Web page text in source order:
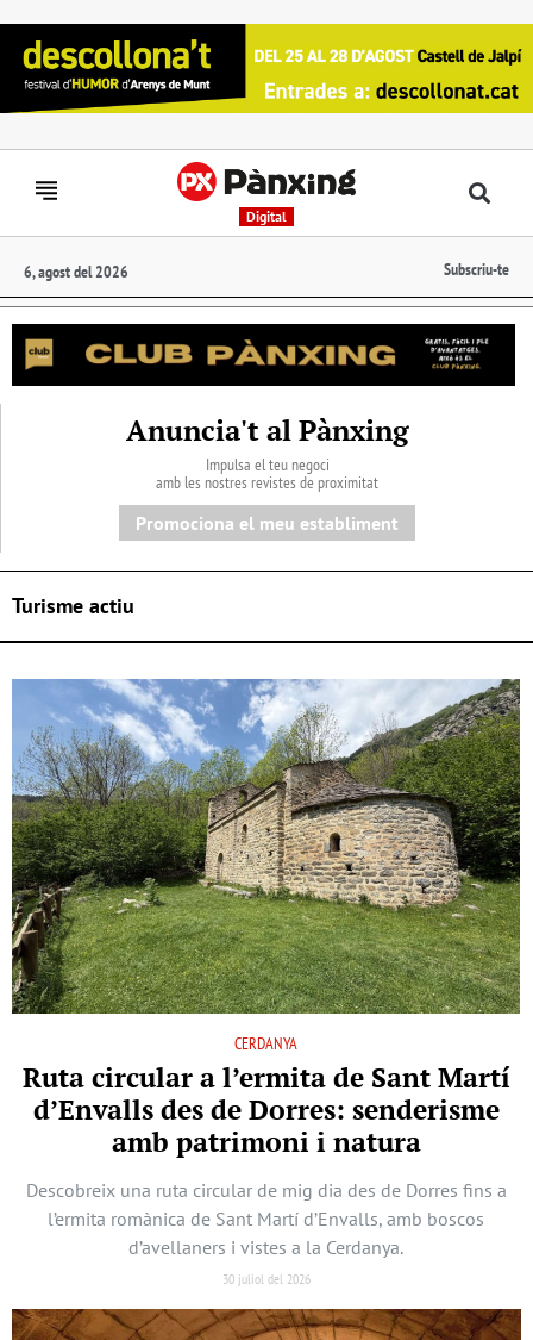
Digital
6, agost del 2026 Subscriu-te
Anuncia't al Pànxing
Impulsa el teu negoci
amb les nostres revistes de proximitat
Promociona el meu establiment
Turisme actiu
CERDANYA
Ruta circular a l’ermita de Sant Martí
d’Envalls des de Dorres: senderisme
amb patrimoni i natura
Descobreix una ruta circular de mig dia des de Dorres fins a
l’ermita romànica de Sant Martí d’Envalls, amb boscos
d’avellaners i vistes a la Cerdanya.
30 juliol del 2026